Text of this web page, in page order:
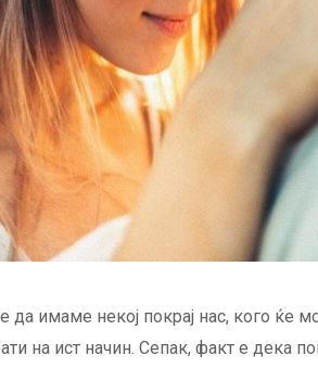
да имаме некој покрај нас, кого ќе
на ист начин. Сепак, факт е дека